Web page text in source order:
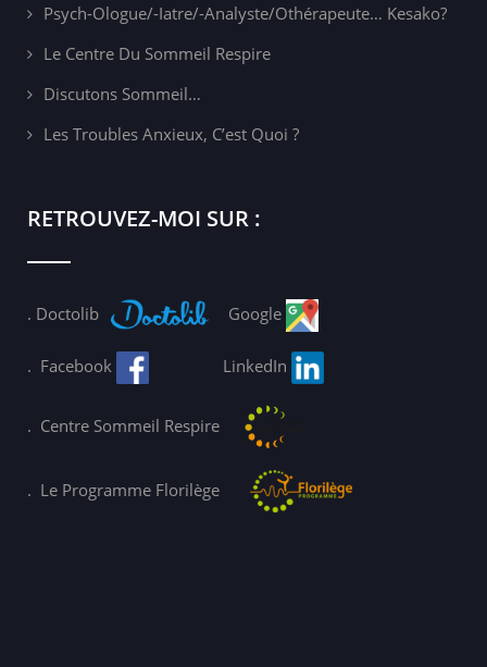
Psych-Ologue/-Iatre/-Analyste/othérapeute… Kesako?
Le Centre Du Sommeil Respire
Discutons Sommeil…
Les Troubles Anxieux, C’est Quoi ?
RETROUVEZ-MOI SUR :
. Doctolib Google
. Facebook LinkedIn
. Centre Sommeil Respire
. Le Programme Florilège